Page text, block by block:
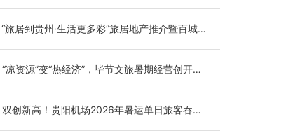
“旅居到贵州·生活更多彩”旅居地产推介暨百城千
“凉资源”变“热经济”，毕节文旅暑期经营创开门
双创新高！贵阳机场2026年暑运单日旅客吞吐